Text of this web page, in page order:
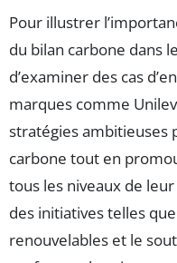
Pour illustrer
du bilan carbone dans
d’examiner des cas
marques comme
stratégies ambitieuses
carbone tout en
tous les niveaux de
des initiatives telles
renouvelables et le